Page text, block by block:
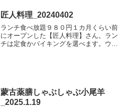
匠人料理_20240402
ランチ食べ放題９８０円１カ月くらい前
にオープンした【匠人料理】さん。ラン
チは定食かバイキングを選べます。ウチ
蒙古薬膳しゃぶしゃぶ小尾羊
_2025.1.19